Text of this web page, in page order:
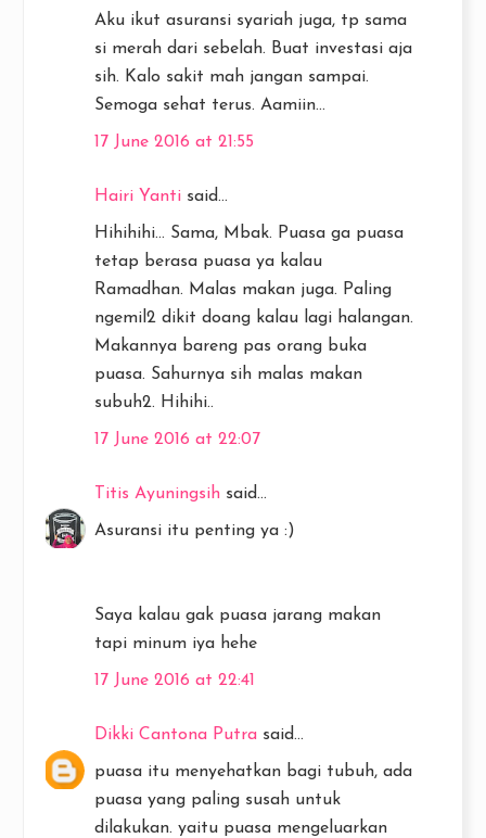
Aku ikut asuransi syariah juga, tp sama
si merah dari sebelah. Buat investasi aja
sih. Kalo sakit mah jangan sampai.
Semoga sehat terus. Aamiin...
17 June 2016 at 21:55
Hairi Yanti said...
Hihihihi... Sama, Mbak. Puasa ga puasa
tetap berasa puasa ya kalau
Ramadhan. Malas makan juga. Paling
ngemil2 dikit doang kalau lagi halangan.
Makannya bareng pas orang buka
puasa. Sahurnya sih malas makan
subuh2. Hihihi..
17 June 2016 at 22:07
Titis Ayuningsih said...
Asuransi itu penting ya :)
Saya kalau gak puasa jarang makan
tapi minum iya hehe
17 June 2016 at 22:41
Dikki Cantona Putra said...
puasa itu menyehatkan bagi tubuh, ada
puasa yang paling susah untuk
dilakukan. yaitu puasa mengeluarkan